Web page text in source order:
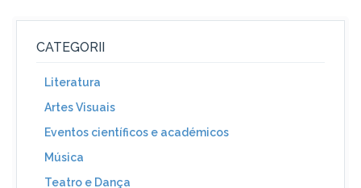
CATEGORII
Literatura
Artes Visuais
Eventos científicos e académicos
Música
Teatro e Dança